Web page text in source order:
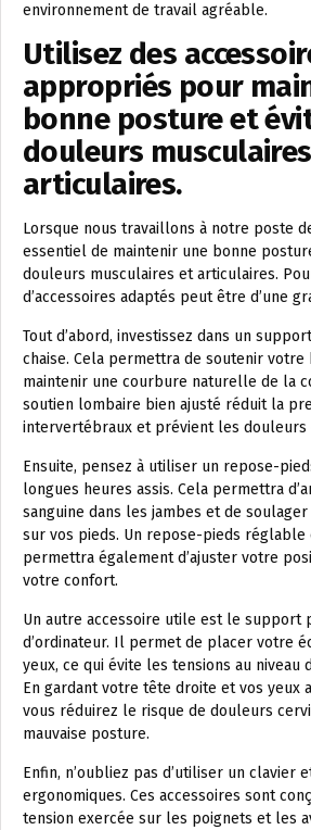
environnement de travail agréable.
Utilisez des
appropriés pour
bonne posture et
douleurs
articulaires.
Lorsque nous travaillons à notre poste
essentiel de maintenir une bonne
douleurs musculaires et articulaires.
d’accessoires adaptés peut être d’une
Tout d’abord, investissez dans un
chaise. Cela permettra de soutenir votre
maintenir une courbure naturelle de la
soutien lombaire bien ajusté réduit la
intervertébraux et prévient les douleurs
Ensuite, pensez à utiliser un repose-
longues heures assis. Cela permettra
sanguine dans les jambes et de
sur vos pieds. Un repose-pieds réglable
permettra également d’ajuster votre
votre confort.
Un autre accessoire utile est le support
d’ordinateur. Il permet de placer votre
yeux, ce qui évite les tensions au niveau
En gardant votre tête droite et vos yeux
vous réduirez le risque de douleurs
mauvaise posture.
Enfin, n’oubliez pas d’utiliser un clavier
ergonomiques. Ces accessoires sont
tension exercée sur les poignets et les